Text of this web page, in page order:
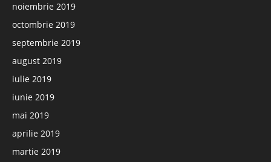
noiembrie 2019
octombrie 2019
septembrie 2019
august 2019
iulie 2019
iunie 2019
mai 2019
aprilie 2019
martie 2019